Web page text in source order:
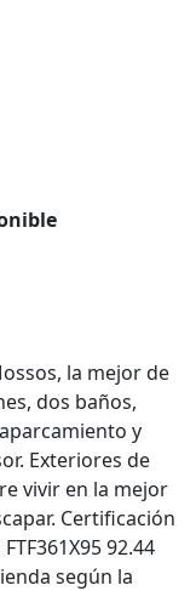
la mejor de
dos baños,
y
Exteriores de
vivir en la mejor
Certificación
92.44
según la